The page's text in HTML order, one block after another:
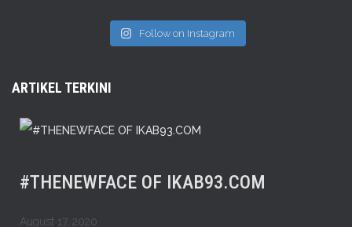
Follow on Instagram
ARTIKEL TERKINI
#THENEWFACE OF IKAB93.COM
August 17, 2020